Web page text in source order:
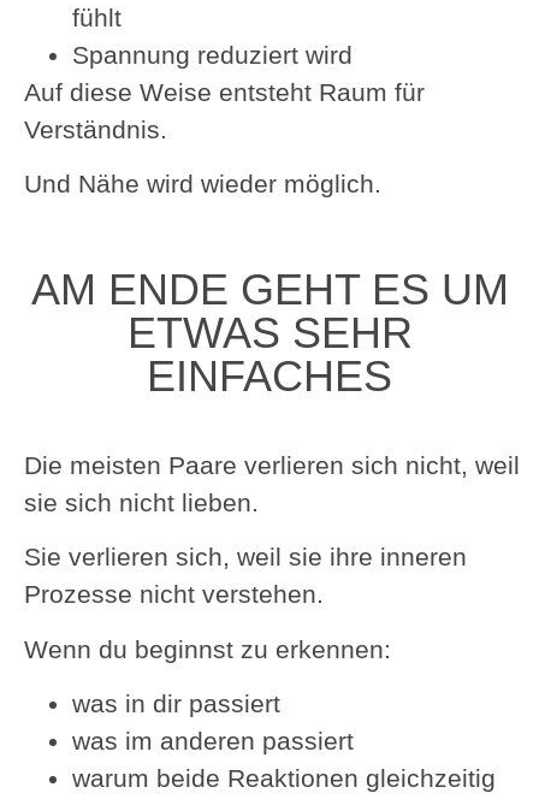
fühlt
Spannung reduziert wird
Auf diese Weise entsteht Raum für
Verständnis.
Und Nähe wird wieder möglich.
AM ENDE GEHT ES UM
ETWAS SEHR
EINFACHES
Die meisten Paare verlieren sich nicht, weil
sie sich nicht lieben.
Sie verlieren sich, weil sie ihre inneren
Prozesse nicht verstehen.
Wenn du beginnst zu erkennen:
was in dir passiert
was im anderen passiert
warum beide Reaktionen gleichzeitig